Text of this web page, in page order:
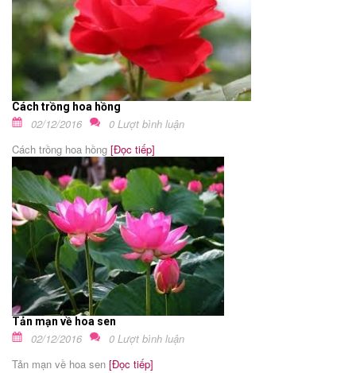
Cách trồng hoa hồng
02/12/2016
0 Lượt bình luận
Cách trồng hoa hồng [Đọc tiếp]
Tản mạn về hoa sen
02/12/2016
0 Lượt bình luận
Tản mạn về hoa sen [Đọc tiếp]